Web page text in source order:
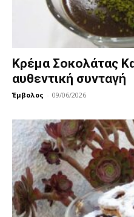
Kρέμα Σοκολάτας
αυθεντική συνταγή
Έμβολος - 09/06/2026